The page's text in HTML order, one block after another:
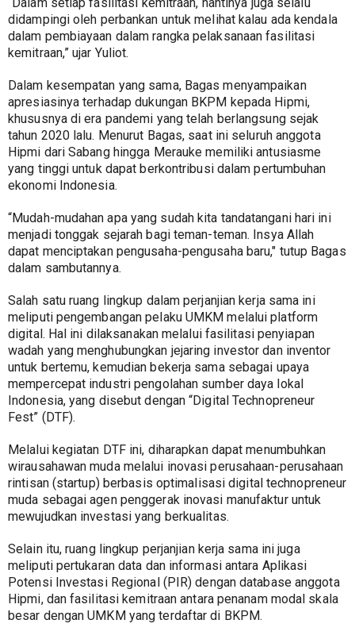
didampingi oleh perbankan untuk melihat kalau ada kendala
dalam pembiayaan dalam rangka pelaksanaan fasilitasi
kemitraan,” ujar Yuliot.
Dalam kesempatan yang sama, Bagas menyampaikan
apresiasinya terhadap dukungan BKPM kepada Hipmi,
khususnya di era pandemi yang telah berlangsung sejak
tahun 2020 lalu. Menurut Bagas, saat ini seluruh anggota
Hipmi dari Sabang hingga Merauke memiliki antusiasme
yang tinggi untuk dapat berkontribusi dalam pertumbuhan
ekonomi Indonesia.
“Mudah-mudahan apa yang sudah kita tandatangani hari ini
menjadi tonggak sejarah bagi teman-teman. Insya Allah
dapat menciptakan pengusaha-pengusaha baru," tutup Bagas
dalam sambutannya.
Salah satu ruang lingkup dalam perjanjian kerja sama ini
meliputi pengembangan pelaku UMKM melalui platform
digital. Hal ini dilaksanakan melalui fasilitasi penyiapan
wadah yang menghubungkan jejaring investor dan inventor
untuk bertemu, kemudian bekerja sama sebagai upaya
mempercepat industri pengolahan sumber daya lokal
Indonesia, yang disebut dengan “Digital Technopreneur
Fest” (DTF).
Melalui kegiatan DTF ini, diharapkan dapat menumbuhkan
wirausahawan muda melalui inovasi perusahaan-perusahaan
rintisan (startup) berbasis optimalisasi digital technopreneur
muda sebagai agen penggerak inovasi manufaktur untuk
mewujudkan investasi yang berkualitas.
Selain itu, ruang lingkup perjanjian kerja sama ini juga
meliputi pertukaran data dan informasi antara Aplikasi
Potensi Investasi Regional (PIR) dengan database anggota
Hipmi, dan fasilitasi kemitraan antara penanam modal skala
besar dengan UMKM yang terdaftar di BKPM.